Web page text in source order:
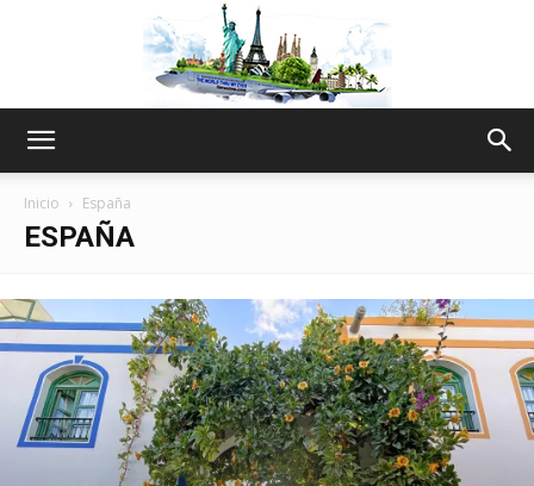
Thru
Inicio España
ESPAÑA